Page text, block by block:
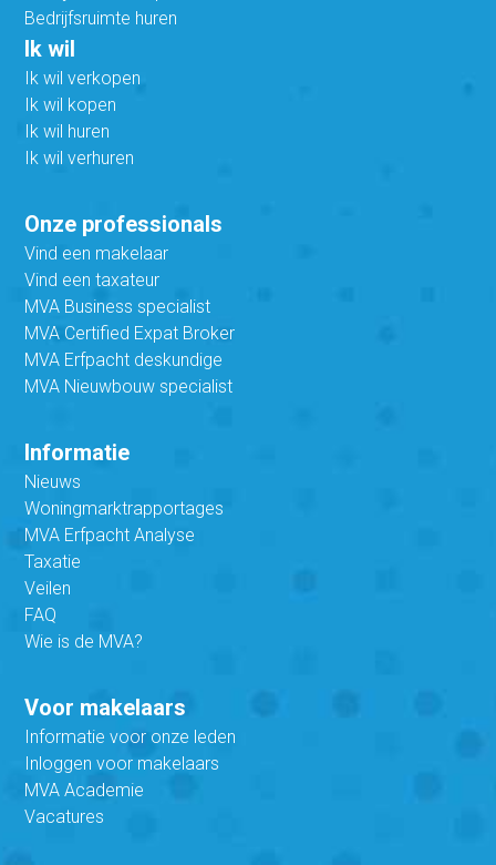
Bedrijfsruimte huren
Ik wil
Ik wil verkopen
Ik wil kopen
Ik wil huren
Ik wil verhuren
Onze professionals
Vind een makelaar
Vind een taxateur
MVA Business specialist
MVA Certified Expat Broker
MVA Erfpacht deskundige
MVA Nieuwbouw specialist
Informatie
Nieuws
Woningmarktrapportages
MVA Erfpacht Analyse
Taxatie
Veilen
FAQ
Wie is de MVA?
Voor makelaars
Informatie voor onze leden
Inloggen voor makelaars
MVA Academie
Vacatures